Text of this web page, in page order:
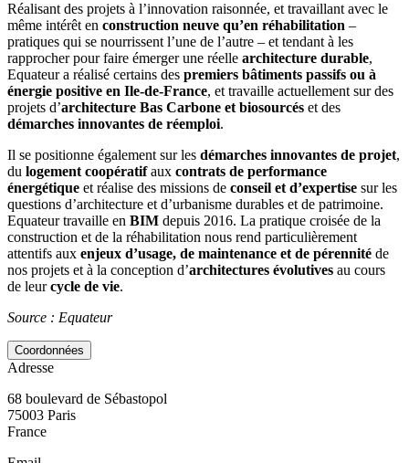
Réalisant des projets à l’innovation raisonnée, et travaillant avec le
même intérêt en construction neuve qu’en réhabilitation –
pratiques qui se nourrissent l’une de l’autre – et tendant à les
rapprocher pour faire émerger une réelle architecture durable,
Equateur a réalisé certains des premiers bâtiments passifs ou à
énergie positive en Ile-de-France, et travaille actuellement sur des
projets d’architecture Bas Carbone et biosourcés et des
démarches innovantes de réemploi.
Il se positionne également sur les démarches innovantes de projet,
du logement coopératifaux contrats de performance
énergétique et réalise des missions de conseil et d’expertise sur les
questions d’architecture et d’urbanisme durables et de patrimoine.
Equateur travaille en BIM depuis 2016. La pratique croisée de la
construction et de la réhabilitation nous rend particulièrement
attentifs aux enjeux d’usage, de maintenance et de pérennité de
nos projets et à la conception d’architectures évolutives au cours
de leurcycle de vie.
Source : Equateur
Coordonnées
Adresse
68 boulevard de Sébastopol
75003 Paris
France